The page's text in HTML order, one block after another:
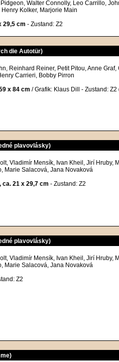
Walter Connolly, Leo Carrillo,
Kolker, Marjorie Main
29,5 cm - Zustand: Z2
die Autotür)
Reinhard Reiner, Petit Pitou, Anne Graf,
Carrieri, Bobby Pirron
x 84 cm / Grafik: Klaus Dill - Zustand: Z2
plavovlásky)
Vladimír Mensík, Ivan Kheil, Jirí Hruby,
Marie Salacová, Jana Novaková
21 x 29,7 cm - Zustand: Z2
plavovlásky)
Vladimír Mensík, Ivan Kheil, Jirí Hruby,
Marie Salacová, Jana Novaková
Z2